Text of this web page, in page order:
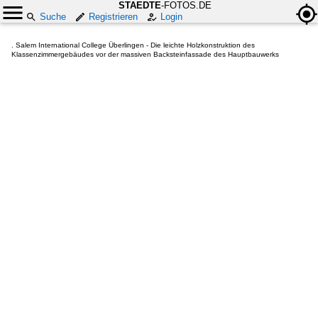
STAEDTE-FOTOS.DE
Suche
Registrieren Login
. Salem International College Überlingen - Die leichte Holzkonstruktion des
Klassenzimmergebäudes vor der massiven Backsteinfassade des Hauptbauwerks